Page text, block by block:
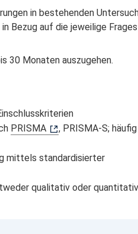
in bestehenden
Bezug auf die jeweilige
30 Monaten auszugehen.
PRISMA
, PRISMA-S;
mittels standardisierter
qualitativ oder quantitativ